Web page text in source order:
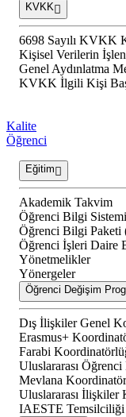
KVKK
6698 Sayılı KVKK
Kişisel Verilerin
Genel Aydınlatma
KVKK İlgili Kişi
Kalite
Öğrenci
Eğitim
Akademik Takvim
Öğrenci Bilgi
Öğrenci Bilgi Paketi
Öğrenci İşleri Daire
Yönetmelikler
Yönergeler
Öğrenci Değişim
Dış İlişkiler Genel
Erasmus+
Farabi
Uluslararası
Mevlana
Uluslararası İlişkiler
IAESTE Temsilciliği